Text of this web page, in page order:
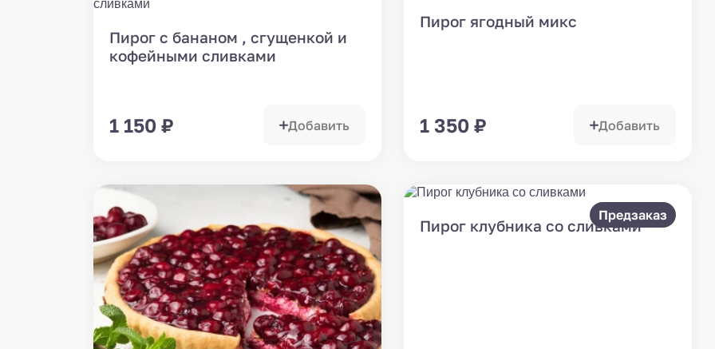
Пирог с бананом , сгущенкой и
кофейными сливками
1 150 ₽ Добавить
Пирог ягодный микс
1 350 ₽ Добавить
Предзаказ
Пирог клубника со сливками